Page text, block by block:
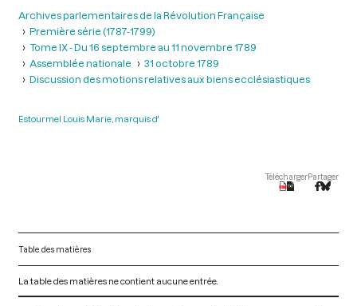
Archives parlementaires de la Révolution Française
Première série (1787-1799)
Tome IX - Du 16 septembre au 11 novembre 1789
Assemblée nationale
31 octobre 1789
Discussion des motions relatives aux biens ecclésiastiques
Estourmel Louis Marie, marquis d'
TéléchargerPartager
Table des matières
La table des matières ne contient aucune entrée.